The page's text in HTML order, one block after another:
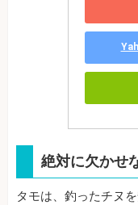
絶対に欠かせ
タモは、釣ったチヌ